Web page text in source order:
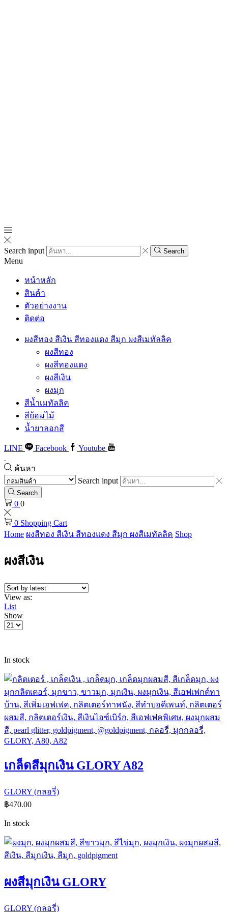
Search input Search
Menu
หน้าหลัก
สินค้า
ตัวอย่างงาน
ติดต่อ
ผงสีทอง สีเงิน สีทองแดง สีมุก ผงสีเมทัลลิค
ผงสีทอง
ผงสีทองแดง
ผงสีเงิน
ผงมุก
สีน้ำเมทัลลิค
สีย้อมไม้
น้ำยาลอกสี
LINE Facebook Youtube
ค้นหา
Search input
Search
0 0
0 Shopping Cart
Home ผงสีทอง สีเงิน สีทองแดง สีมุก ผงสีเมทัลลิค Shop
ผงสีเงิน
View as:
List
Show
In stock
เกล็ดสีมุกเงิน GLORY A82
GLORY (กลอรี่)
฿470.00
In stock
ผงสีมุกเงิน GLORY
GLORY (กลอรี่)